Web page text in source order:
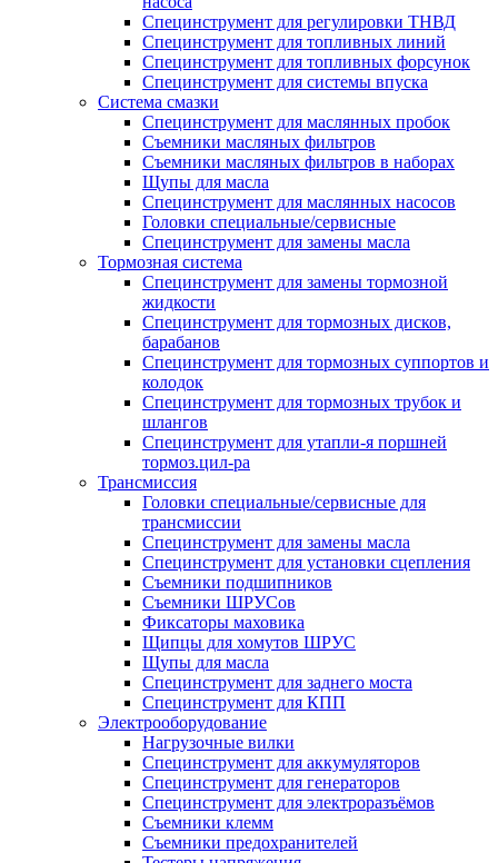
Специнструмент для регулировки ТНВД
Специнструмент для топливных линий
Специнструмент для топливных форсунок
Специнструмент для системы впуска
Система смазки
Специнструмент для маслянных пробок
Съемники масляных фильтров
Съемники масляных фильтров в наборах
Щупы для масла
Специнструмент для маслянных насосов
Головки специальные/сервисные
Специнструмент для замены масла
Тормозная система
Специнструмент для замены тормозной
жидкости
Специнструмент для тормозных дисков,
барабанов
Специнструмент для тормозных суппортов и
колодок
Специнструмент для тормозных трубок и
шлангов
Специнструмент для утапли-я поршней
тормоз.цил-ра
Трансмиссия
Головки специальные/сервисные для
трансмиссии
Специнструмент для замены масла
Специнструмент для установки сцепления
Съемники подшипников
Съемники ШРУСов
Фиксаторы маховика
Щипцы для хомутов ШРУС
Щупы для масла
Специнструмент для заднего моста
Специнструмент для КПП
Электрооборудование
Нагрузочные вилки
Специнструмент для аккумуляторов
Специнструмент для генераторов
Специнструмент для электроразъёмов
Съемники клемм
Съемники предохранителей